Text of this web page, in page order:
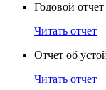
Годовой
Читать отчет
Отчет об
Читать отчет